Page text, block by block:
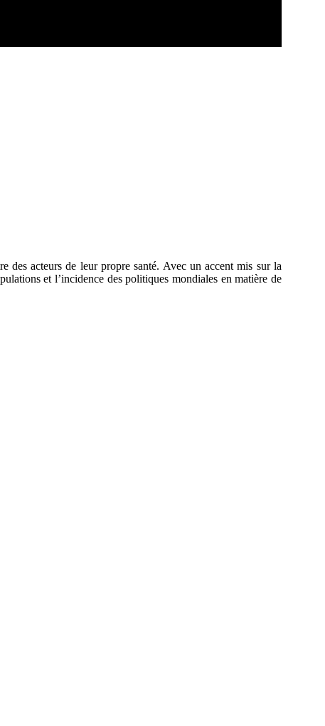
des acteurs de leur propre santé. Avec un accent mis sur la
et l’incidence des politiques mondiales en matière de